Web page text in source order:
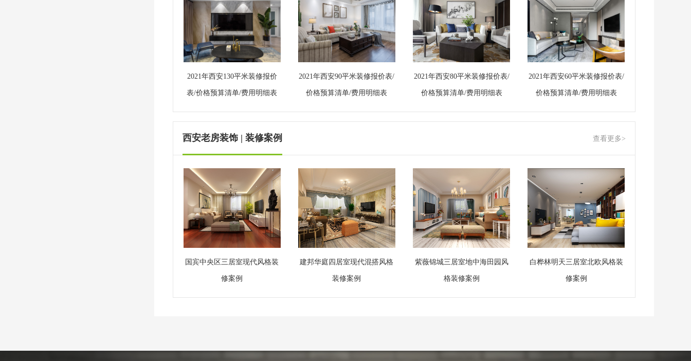
2021年西安130平米装修报价
表/价格预算清单/费用明细表
2021年西安90平米装修报价表/
价格预算清单/费用明细表
2021年西安80平米装修报价表/
价格预算清单/费用明细表
2021年西安60平米装修报价表/
价格预算清单/费用明细表
西安老房装饰 | 装修案例 查看更多>
国宾中央区三居室现代风格装
修案例
建邦华庭四居室现代混搭风格
装修案例
紫薇锦城三居室地中海田园风
格装修案例
白桦林明天三居室北欧风格装
修案例